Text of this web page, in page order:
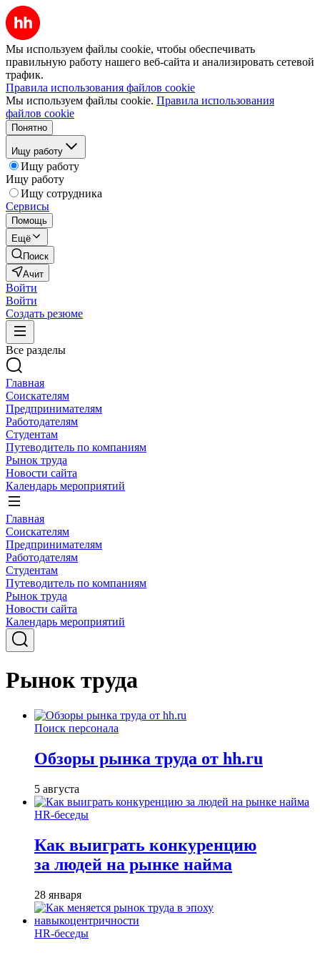
Мы используем файлы cookie, чтобы обеспечивать
правильную работу нашего веб-сайта и анализировать сетевой
трафик.
Правила использования файлов cookie
Мы используем файлы cookie. Правила использования
файлов cookie
Понятно
Ищу работу
Ищу работу
Ищу работу
Ищу сотрудника
Сервисы
Помощь
Ещё
Поиск
Ачит
Войти
Войти
Создать резюме
Все разделы
Главная
Соискателям
Предпринимателям
Работодателям
Студентам
Путеводитель по компаниям
Рынок труда
Новости сайта
Календарь мероприятий
Главная
Соискателям
Предпринимателям
Работодателям
Студентам
Путеводитель по компаниям
Рынок труда
Новости сайта
Календарь мероприятий
Рынок труда
Поиск персонала
Обзоры рынка труда от hh.ru
5 августа
HR-беседы
Как выиграть конкуренцию
за людей на рынке найма
28 января
HR-беседы